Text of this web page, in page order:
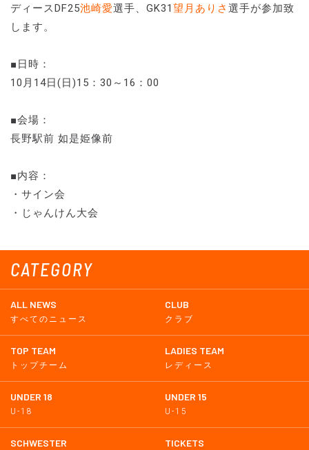
CATEGORY
ALL NEWS
すべてのニュース
CLUB
クラブ
TOP TEAM
トップチーム
LADIES TEAM
レディース
UNDER 18
U-18
UNDER 15
U-15
SCHWESTER TICKETS
ディースDF25池崎愛選手、GK31 望月ありさ 選手が参加致
します。
■日時：
10月14日(日)15：30～16：00
■会場：
長野駅前 如是姫像前
■内容：
・サイン会
・じゃんけん大会